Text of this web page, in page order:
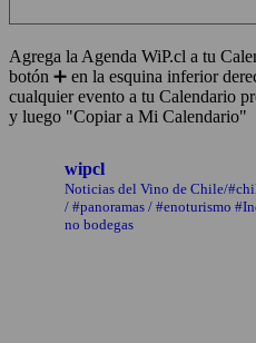
Agrega la Agenda WiP.cl a tu
botón ➕ en la esquina inferior
cualquier evento a tu Calendario
y luego "Copiar a Mi Calendario"
wipcl
Noticias del Vino de Chile/
/ #panoramas / #enoturismo
no bodegas